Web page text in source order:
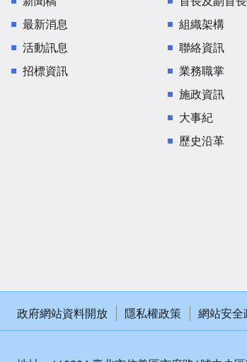
最新消息
活動訊息
招標資訊
組織架構
聯絡資訊
業務職掌
施政資訊
大事紀
歷史沿革
政府網站資料開放 隱私權政策 網站安全